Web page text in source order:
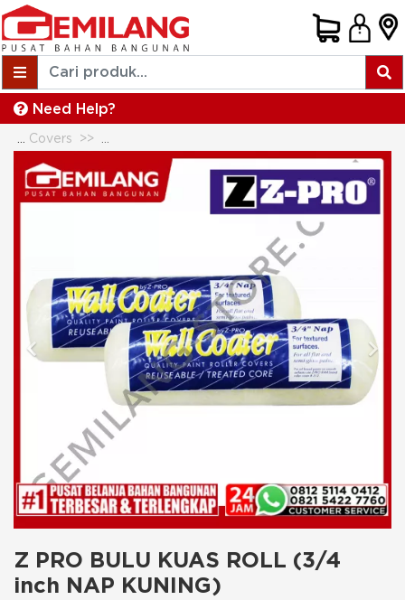
Need Help?
Previous Next
Z PRO BULU KUAS ROLL (3/4
inch NAP KUNING)